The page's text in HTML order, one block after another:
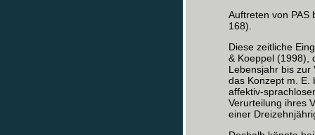
Auftreten von PAS
168).
Diese zeitliche
& Koeppel (1998),
Lebensjahr bis zur
das Konzept m. E.
affektiv-
Verurteilung ihres
einer